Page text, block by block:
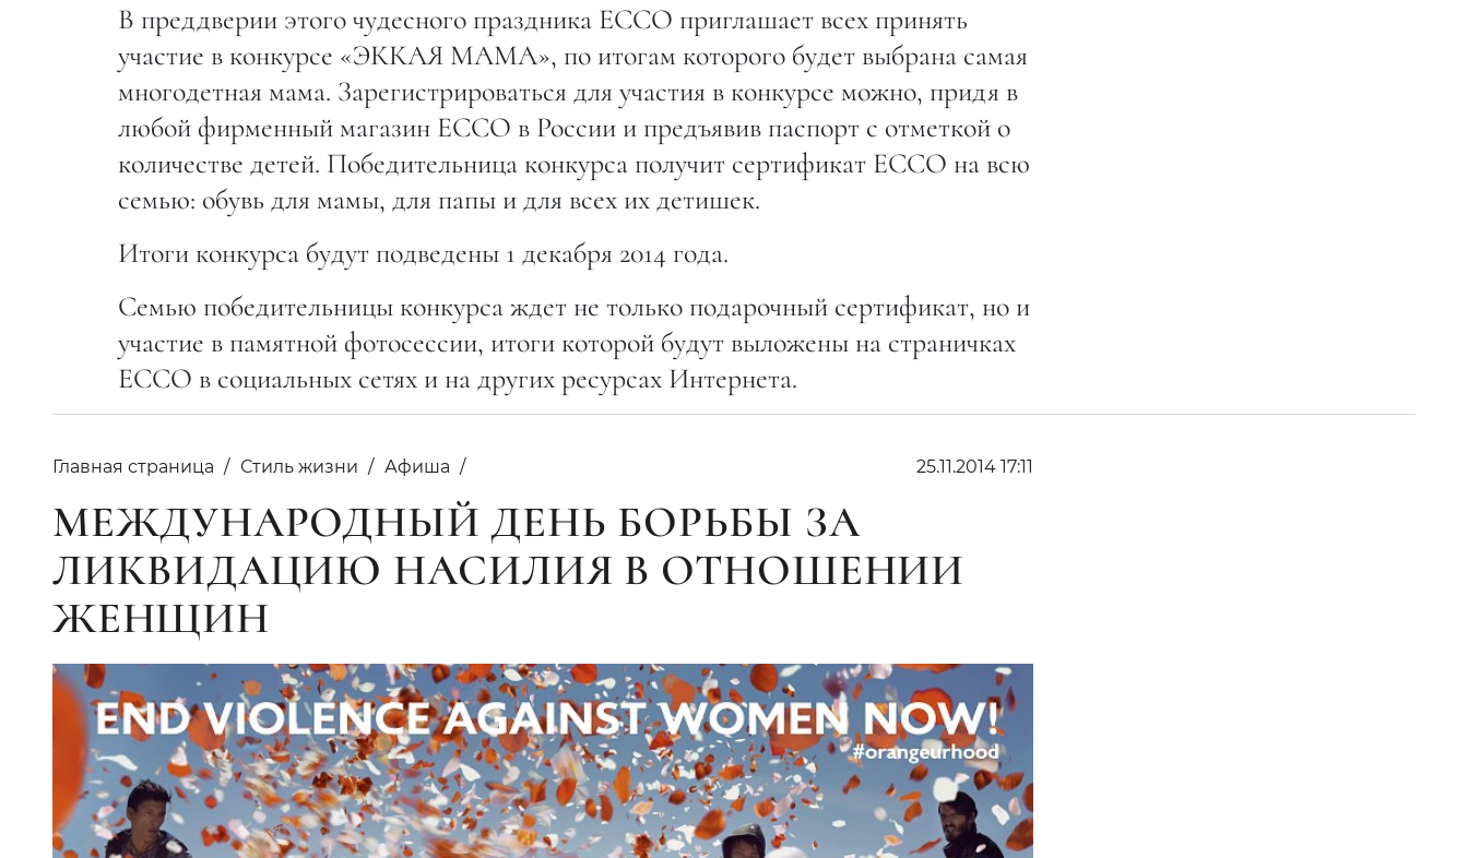
В преддверии этого чудесного праздника ECCO приглашает всех принять
участие в конкурсе «ЭККАЯ МАМА», по итогам которого будет выбрана самая
многодетная мама. Зарегистрироваться для участия в конкурсе можно, придя в
любой фирменный магазин ECCO в России и предъявив паспорт с отметкой о
количестве детей. Победительница конкурса получит сертификат ECCO на всю
семью: обувь для мамы, для папы и для всех их детишек.
Итоги конкурса будут подведены 1 декабря 2014 года.
Семью победительницы конкурса ждет не только подарочный сертификат, но и
участие в памятной фотосессии, итоги которой будут выложены на страничках
ЕССО в социальных сетях и на других ресурсах Интернета.
Главная страница Стиль жизни Афиша 25.11.2014 17:11
МЕЖДУНАРОДНЫЙ ДЕНЬ БОРЬБЫ ЗА
ЛИКВИДАЦИЮ НАСИЛИЯ В ОТНОШЕНИИ
ЖЕНЩИН